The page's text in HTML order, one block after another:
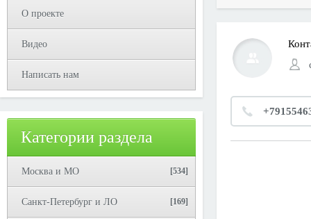
О проекте
Видео
Написать нам
Категории раздела
Москва и МО [534]
Санкт-Петербург и ЛО [169]